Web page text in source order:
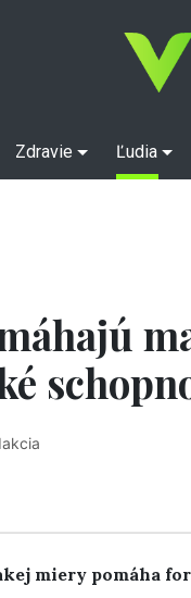
Zdravie Ľudia
miery pomáha